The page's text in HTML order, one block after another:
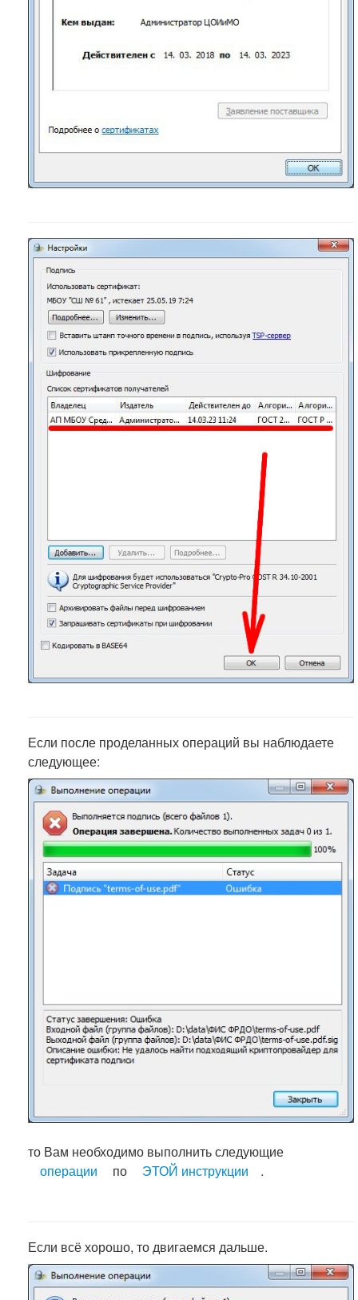
Если после проделанных операций вы наблюдаете
следующее:
то Вам необходимо выполнить следующие
операции
по ЭТОЙ инструкции .
Если всё хорошо, то двигаемся дальше.